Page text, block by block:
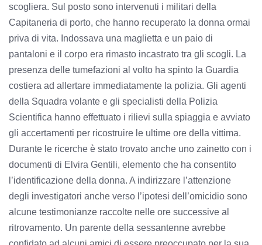
scogliera. Sul posto sono intervenuti i militari della
Capitaneria di porto, che hanno recuperato la donna ormai
priva di vita. Indossava una maglietta e un paio di
pantaloni e il corpo era rimasto incastrato tra gli scogli. La
presenza delle tumefazioni al volto ha spinto la Guardia
costiera ad allertare immediatamente la polizia. Gli agenti
della Squadra volante e gli specialisti della Polizia
Scientifica hanno effettuato i rilievi sulla spiaggia e avviato
gli accertamenti per ricostruire le ultime ore della vittima.
Durante le ricerche è stato trovato anche uno zainetto con i
documenti di Elvira Gentili, elemento che ha consentito
l’identificazione della donna. A indirizzare l’attenzione
degli investigatori anche verso l’ipotesi dell’omicidio sono
alcune testimonianze raccolte nelle ore successive al
ritrovamento. Un parente della sessantenne avrebbe